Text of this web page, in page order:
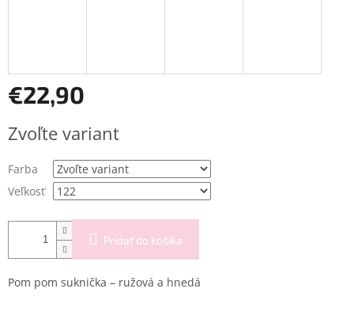
€22,90
cena:
Zvoľte variant
Farba
Veľkosť
Pridať do košíka
Pom pom suknička – ružová a hnedá